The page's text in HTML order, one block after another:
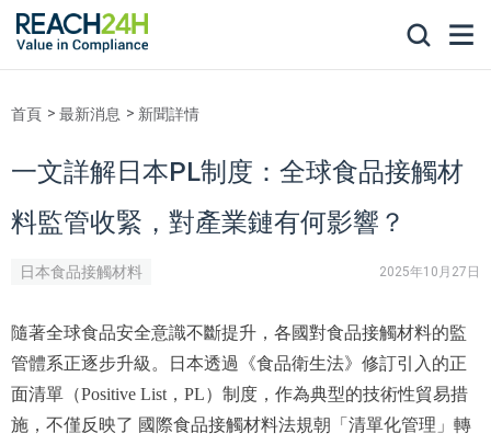
首頁 最新消息 新聞詳情
一文詳解日本PL制度：全球食品接觸材
料監管收緊，對產業鏈有何影響？
日本食品接觸材料 2025年10月27日
隨著全球食品安全意識不斷提升，各國對食品接觸材料的監
管體系正逐步升級。日本透過《食品衛生法》修訂引入的正
面清單（Positive List，PL）制度，作為典型的技術性貿易措
施，不僅反映了 國際食品接觸材料法規朝「清單化管理」轉